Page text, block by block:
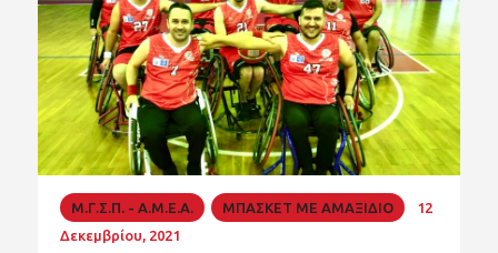
Μ.Γ.Σ.Π. - Α.Μ.Ε.Α. ΜΠΑΣΚΕΤ ΜΕ ΑΜΑΞΙΔΙΟ
12
Δεκεμβρίου, 2021